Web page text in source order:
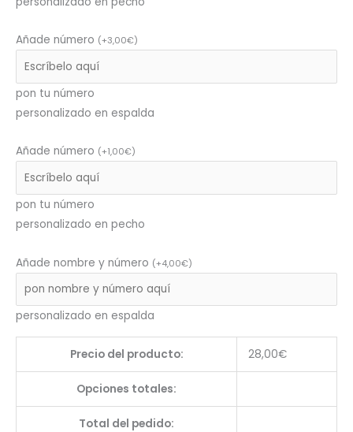
Añade número (+3,00€)
pon tu número
personalizado en espalda
Añade número (+1,00€)
pon tu número
personalizado en pecho
Añade nombre y número (+4,00€)
personalizado en espalda
Precio del producto: 28,00€
Opciones totales:
Total del pedido: